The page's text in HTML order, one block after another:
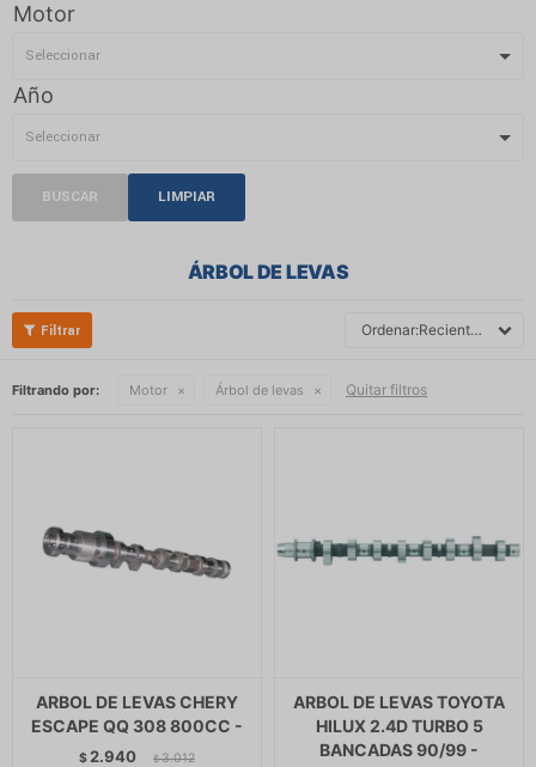
Motor
Año
BUSCAR LIMPIAR
ÁRBOL DE LEVAS
Recientes
Filtrando por: Motor Árbol de levas Quitar filtros
ARBOL DE LEVAS CHERY
ESCAPE QQ 308 800CC -
$ 2.940 $ 3.012
ARBOL DE LEVAS TOYOTA
HILUX 2.4D TURBO 5
BANCADAS 90/99 -